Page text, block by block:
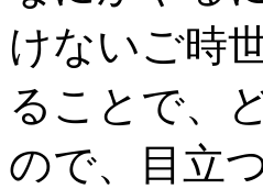
けないご時
ることで、
ので、目立